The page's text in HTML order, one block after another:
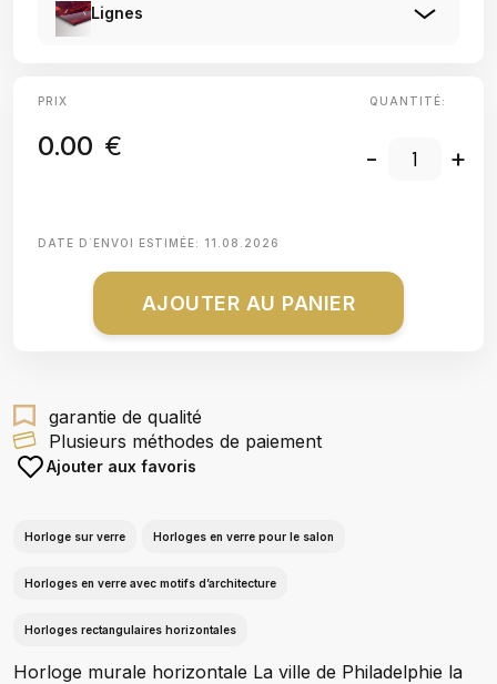
Lignes
PRIX
0.00 €
QUANTITÉ:
- +
DATE D΄ENVOI ESTIMÉE: 11.08.2026
AJOUTER AU PANIER
garantie de qualité
Plusieurs méthodes de paiement
Ajouter aux favoris
Horloge sur verre Horloges en verre pour le salon
Horloges en verre avec motifs d’architecture
Horloges rectangulaires horizontales
Horloge murale horizontale La ville de Philadelphie la